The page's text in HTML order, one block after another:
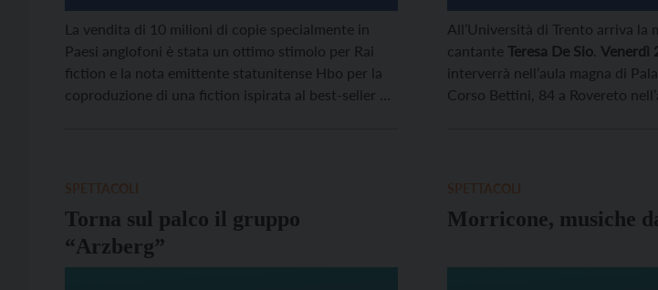
La vendita di 10 milioni di copie specialmente in
Paesi anglofoni è stata un ottimo stimolo per Rai
fiction e la nota emittente statunitense Hbo per la
coproduzione di una fiction ispirata al best-seller di
All’Università di Trento arriva la
cantante Teresa De Sio. Venerdì
interverrà nell’aula magna di
Corso Bettini, 84 a Rovereto
Torna sul palco il gruppo
“Arzberg”
Morricone, musiche